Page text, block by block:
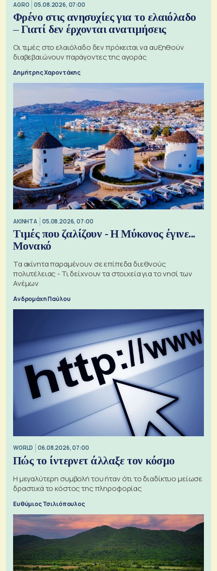
AGRO 05.08.2026, 07:00
Φρένο στις ανησυχίες για το ελαιόλαδο
– Γιατί δεν έρχονται ανατιμήσεις
Οι τιμές στο ελαιόλαδο δεν πρόκειται να αυξηθούν
διαβεβαιώνουν παράγοντες της αγοράς
Δημήτρης Χαροντάκης
ΑΚΙΝΗΤΑ 05.08.2026, 07:00
Τιμές που ζαλίζουν - Η Μύκονος έγινε...
Μονακό
Τα ακίνητα παραμένουν σε επίπεδα διεθνούς
πολυτέλειας - Τι δείχνουν τα στοιχεία για το νησί των
Ανέμων
Ανδρομάχη Παύλου
WORLD 06.08.2026, 07:00
Πώς το ίντερνετ άλλαξε τον κόσμο
Η μεγαλύτερη συμβολή του ήταν ότι το διαδίκτυο μείωσε
δραστικά το κόστος της πληροφορίας
Ευθύμιος Τσιλιόπουλος